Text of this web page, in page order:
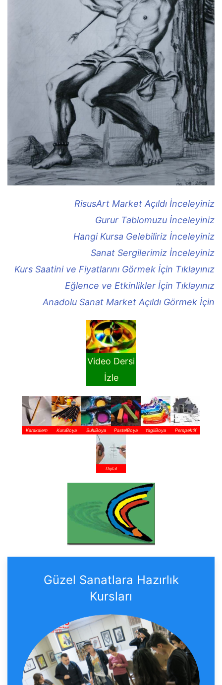
RisusArt Market Açıldı İnceleyiniz
Gurur Tablomuzu İnceleyiniz
Hangi Kursa Gelebiliriz İnceleyiniz
Sanat Sergilerimiz İnceleyiniz
Kurs Saatini ve Fiyatlarını Görmek İçin Tıklayınız
Eğlence ve Etkinlikler İçin Tıklayınız
Anadolu Sanat Market Açıldı Görmek İçin
Video Dersi
İzle
Karakalem KuruBoya SuluBoya PastelBoya YagliBoya Perspektif
Dijital
Güzel Sanatlara Hazırlık
Kursları